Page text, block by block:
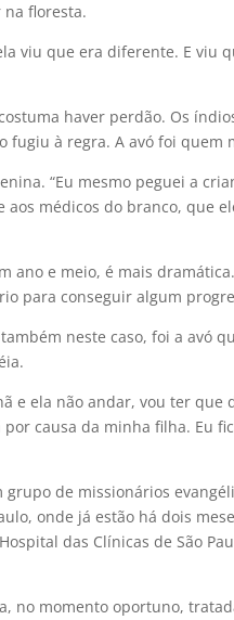
na floresta.
viu que era diferente. E viu
haver perdão. Os
fugiu à regra. A avó foi
“Eu mesmo peguei a
médicos do branco, que
ano e meio, é mais
para conseguir algum
neste caso, foi a avó
e ela não andar, vou ter
causa da minha filha. Eu
de missionários
onde já estão há dois
das Clínicas de São
no momento oportuno,